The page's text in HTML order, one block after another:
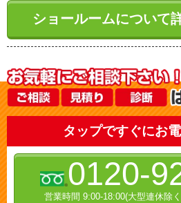
ショールームについて
タップですぐにお
0120-
営業時間 9:00-18:00(大型連休除